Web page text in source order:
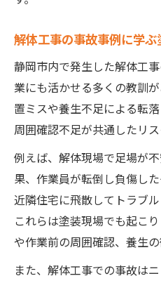
解体工事の事故事例に学
静岡市内で発生した解体工
業にも活かせる多くの教訓
置ミスや養生不足による転
周囲確認不足が共通したリ
例えば、解体現場で足場が
果、作業員が転倒し負傷し
近隣住宅に飛散してトラブ
これらは塗装現場でも起こ
や作業前の周囲確認、養生
また、解体工事での事故は